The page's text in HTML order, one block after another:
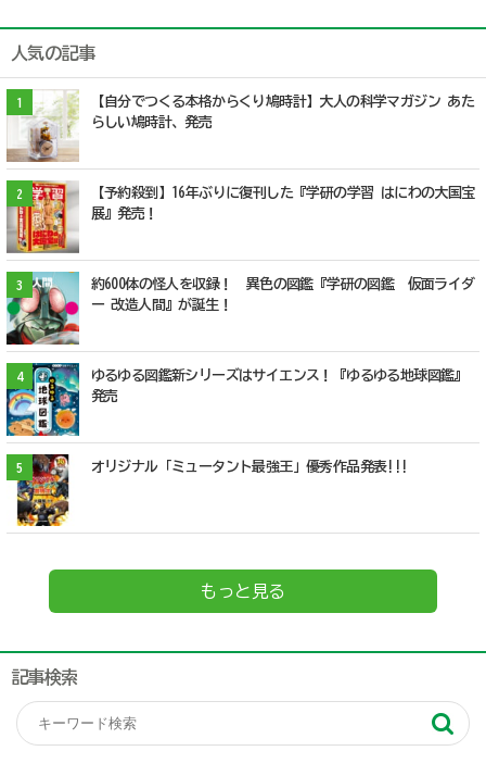
人気の記事
1
【自分でつくる本格からくり鳩時計】大人の科学マガジン あた
らしい鳩時計、発売
2
【予約殺到】16年ぶりに復刊した『学研の学習 はにわの大国宝
展』発売！
3
約600体の怪人を収録！ 異色の図鑑『学研の図鑑 仮面ライダ
ー 改造人間』が誕生！
4
ゆるゆる図鑑新シリーズはサイエンス！『ゆるゆる地球図鑑』
発売
5 オリジナル「ミュータント最強王」優秀作品発表!!!
もっと見る
記事検索